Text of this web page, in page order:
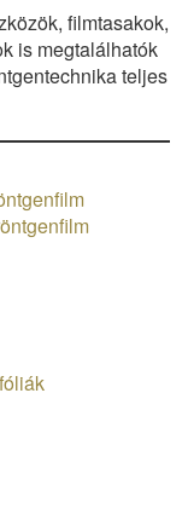
filmtasakok,
is megtalálhatók
teljes